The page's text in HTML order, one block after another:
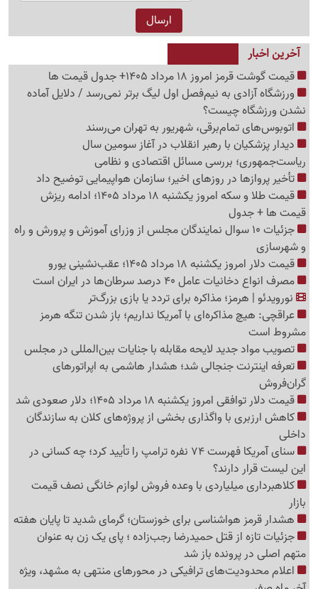
آخرین اخبار
قیمت گوشت قرمز امروز 18 مرداد 1405+ جدول قیمت ها
ورزشگاه آزادی به نیم‌فصل اول لیگ برتر نمی‌رسد / دلایل آماده
نشدن ورزشگاه چیست؟
اتوبوس‌های تمام‌برقی، شهریور به تهران می‌رسند
دیدار پزشکیان با رهبر انقلاب در آغاز سومین سال
ریاست‌جمهوری؛ بررسی مسائل اقتصادی و نظامی
تأخیر پروازها در روزهای اخیر؛ سازمان هواپیمایی توضیح داد
قیمت طلا و سکه امروز یکشنبه 18 مرداد 1405؛ ادامه ریزش
قیمت ها + جدول
جزئیات 10 سوال نمایندگان مجلس از وزرای آموزش و پرورش و راه
و شهرسازی
قیمت دلار امروز یکشنبه 18 مرداد 1405؛ عقب‌نشینی یورو
مصرف انواع دخانیات عامل 40 درصد سرطان‌ها در ایران است
نورویدئو | هرمز؛ مذاکره برای تردد یا بازی بزرگ‌تر
عراقچی: هیچ مذاکره‌ای با آمریکا نداریم؛ باز شدن تنگه هرمز
مشروط است
تصویب مواد جدید لایحه مقابله با جنایات بین‌المللی در مجلس
تعرفه اینترنت جنجالی شد؛ هشدار هاشمی به اپراتورهای
گرا‌ن‌فروش
قیمت دلار توافقی امروز یکشنبه 18 مرداد 1405؛ دلار صعودی شد
کاهش ارزبری با واگذاری بخشی از پروژه‌های کلان به سازندگان
داخلی
سنای آمریکا فهرست 74 نفره ترامپ را تأیید کرد؛ چه کسانی در
این لیست قرار دارند؟
کلاهبرداری میلیاردی با وعده فروش لوازم خانگی نصف قیمت
بازار
هشدار قرمز هواشناسی برای خوزستان؛ گرمای شدید تا پایان هفته
جزئیات تازه از قتل حمیدرضا رجب‌زاده ؛ پای یک زن به عنوان
متهم اصلی در پرونده باز شد
اعلام محدودیت‌های ترافیکی در محورهای منتهی به مشهد، ویژه